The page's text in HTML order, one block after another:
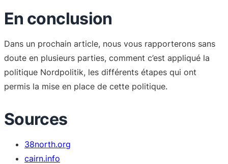
En conclusion
Dans un prochain article, nous vous rapporterons sans
doute en plusieurs parties, comment c’est appliqué la
politique Nordpolitik, les différents étapes qui ont
permis la mise en place de cette politique.
Sources
38north.org
cairn.info